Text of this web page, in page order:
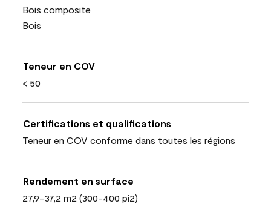
Bois composite
Bois
Teneur en COV
< 50
Certifications et qualifications
Teneur en COV conforme dans toutes les régions
Rendement en surface
27,9-37,2 m2 (300-400 pi2)